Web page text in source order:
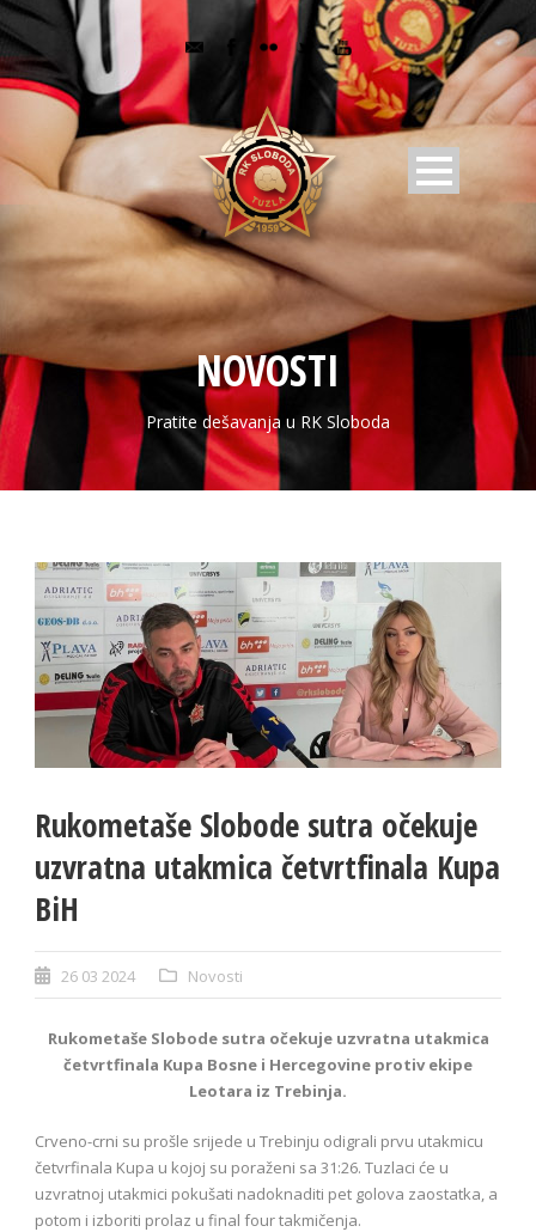
NOVOSTI
Pratite dešavanja u RK Sloboda
Rukometaše Slobode sutra očekuje
uzvratna utakmica četvrtfinala Kupa
BiH
26 03 2024 Novosti
Rukometaše Slobode sutra očekuje uzvratna utakmica
četvrtfinala Kupa Bosne i Hercegovine protiv ekipe
Leotara iz Trebinja.
Crveno-crni su prošle srijede u Trebinju odigrali prvu utakmicu
četvrfinala Kupa u kojoj su poraženi sa 31:26. Tuzlaci će u
uzvratnoj utakmici pokušati nadoknaditi pet golova zaostatka, a
potom i izboriti prolaz u final four takmičenja.